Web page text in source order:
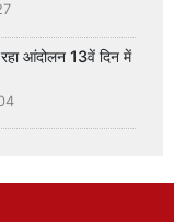
आंदोलन 13वें दिन में